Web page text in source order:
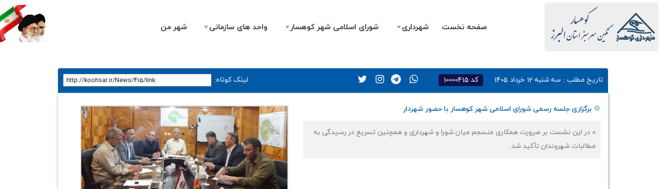
صفحه نخست شهرداری شورای اسلامی شهر کوهسار واحد های سازمانی شهر من
تاریخ مطلب : سه شنبه 12 خرداد 1405 کد 10000415 لینک کوتاه:
💠 برگزاری جلسه رسمی شورای اسلامی شهر کوهسار با حضور شهردار
» در این نشست بر ضرورت همکاری منسجم میان شورا و شهرداری و همچنین تسریع در رسیدگی به
مطالبات شهروندان تأکید شد.